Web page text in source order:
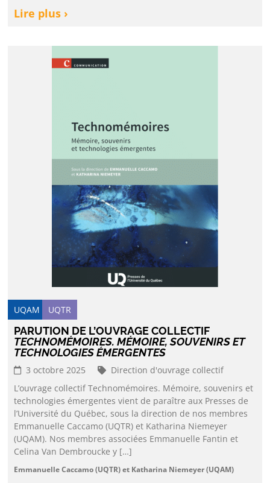
Lire plus ›
UQAM UQTR
PARUTION DE L’OUVRAGE COLLECTIF
TECHNOMÉMOIRES. MÉMOIRE, SOUVENIRS ET
TECHNOLOGIES ÉMERGENTES
3 octobre 2025
Direction d'ouvrage collectif
L’ouvrage collectif Technomémoires. Mémoire, souvenirs et
technologies émergentes vient de paraître aux Presses de
l’Université du Québec, sous la direction de nos membres
Emmanuelle Caccamo (UQTR) et Katharina Niemeyer
(UQAM). Nos membres associées Emmanuelle Fantin et
Celina Van Dembroucke y […]
Emmanuelle Caccamo (UQTR) et Katharina Niemeyer (UQAM)